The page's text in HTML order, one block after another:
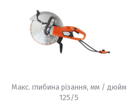
Макс. глибина різання, мм / дюйм
125/5